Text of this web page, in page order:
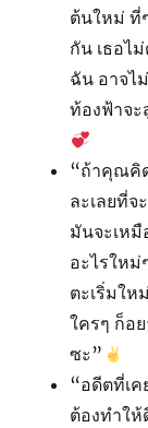
ต้นใหม่ ที่
กัน เธอไ
ฉัน อาจไ
ท้องฟ้าจ
“ถ้าคุณคิ
ละเลยที่จ
มันจะเห
อะไรใหม่
ตะเริ่มใ
ใครๆ ก็อ
ซะ”
“อดีตที่เค
ต้องทำให้